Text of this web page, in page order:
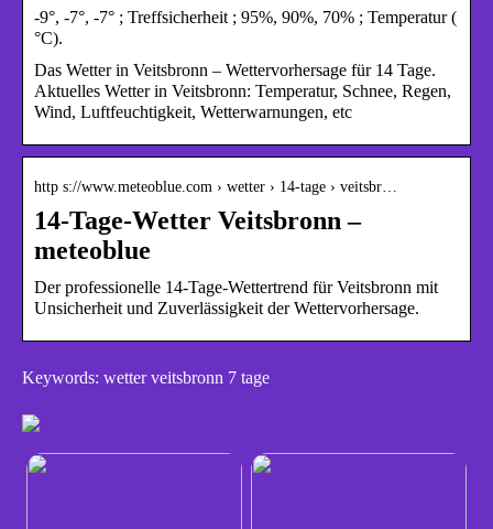
-9°, -7°, -7° ; Treffsicherheit ; 95%, 90%, 70% ; Temperatur (
°C).
Das Wetter in Veitsbronn – Wettervorhersage für 14 Tage.
Aktuelles Wetter in Veitsbronn: Temperatur, Schnee, Regen,
Wind, Luftfeuchtigkeit, Wetterwarnungen, etc
http s://www.meteoblue.com › wetter › 14-tage › veitsbr…
14-Tage-Wetter Veitsbronn –
meteoblue
Der professionelle 14-Tage-Wettertrend für Veitsbronn mit
Unsicherheit und Zuverlässigkeit der Wettervorhersage.
Keywords: wetter veitsbronn 7 tage